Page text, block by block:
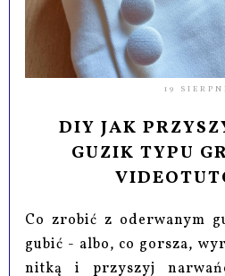
19
DIY JAK
GUZIK TYPU
Co zrobić z oderwanym
gubić - albo, co gorsza,
nitką i przyszyj